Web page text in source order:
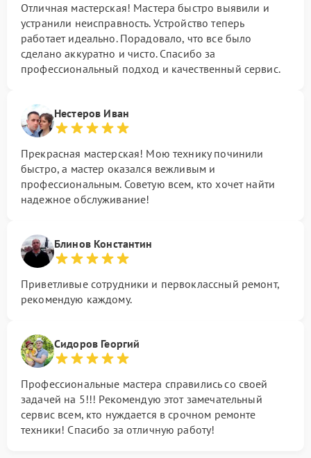
Отличная мастерская! Мастера быстро выявили и
устранили неисправность. Устройство теперь
работает идеально. Порадовало, что все было
сделано аккуратно и чисто. Спасибо за
профессиональный подход и качественный сервис.
Нестеров Иван
Прекрасная мастерская! Мою технику починили
быстро, а мастер оказался вежливым и
профессиональным. Советую всем, кто хочет найти
надежное обслуживание!
Блинов Константин
Приветливые сотрудники и первоклассный ремонт,
рекомендую каждому.
Сидоров Георгий
Профессиональные мастера справились со своей
задачей на 5!!! Рекомендую этот замечательный
сервис всем, кто нуждается в срочном ремонте
техники! Спасибо за отличную работу!